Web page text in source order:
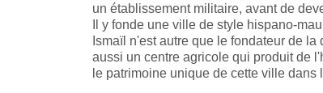
un établissement militaire, avant de
Il y fonde une ville de style hispano-
Ismaïl n'est autre que le fondateur de
aussi un centre agricole qui produit de
le patrimoine unique de cette ville dans